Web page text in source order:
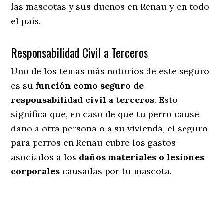
las mascotas y sus dueños en Renau y en todo
el país.
Responsabilidad Civil a Terceros
Uno de los temas más notorios de este seguro
es su función como seguro de
responsabilidad civil a terceros. Esto
significa que, en caso de que tu perro cause
daño a otra persona o a su vivienda, el seguro
para perros en Renau cubre los gastos
asociados a los daños materiales o lesiones
corporales causadas por tu mascota.